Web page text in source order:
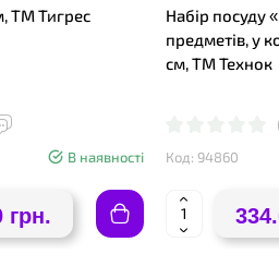
ТМ Тигрес
В наявності
грн.
Набір посуду
предметів, у
см, ТМ Технок
Код: 94860